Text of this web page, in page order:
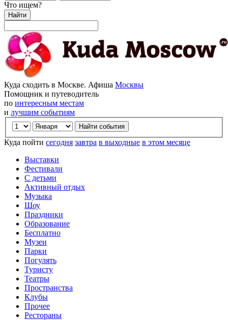
Что ищем?
Найти
Куда сходить в Москве. Афиша Москвы
Помощник и путеводитель
по интересным местам
и лучшим событиям
Куда пойти сегодня завтра в выходные в этом месяце
Выставки
Фестивали
С детьми
Активный отдых
Музыка
Шоу
Праздники
Образование
Бесплатно
Музеи
Парки
Погулять
Туристу
Театры
Пространства
Клубы
Прочее
Рестораны